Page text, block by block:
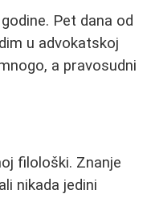
Pet dana od
u advokatskoj
a pravosudni
filološki. Znanje
nikada jedini